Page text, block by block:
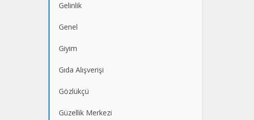
Gelinlik
Genel
Giyim
Gıda Alışverişi
Gözlükçü
Güzellik Merkezi